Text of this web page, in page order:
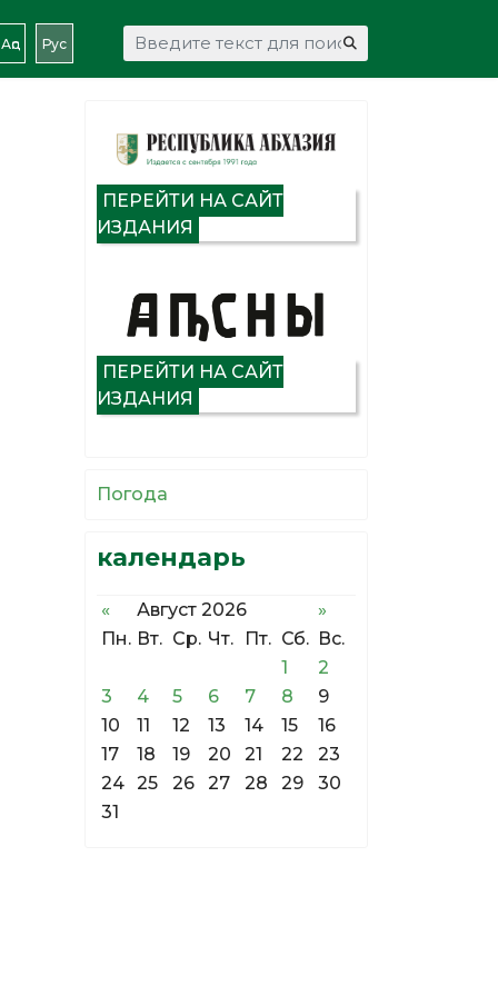
Аԥс Рус Искать...
ПЕРЕЙТИ НА САЙТ
ИЗДАНИЯ
ПЕРЕЙТИ НА САЙТ
ИЗДАНИЯ
Погода
календарь
« Август 2026
»
Пн. Вт. Ср. Чт. Пт. Сб. Вс.
1
2
3
4 5 6 7 8
9
10
11 12 13 14 15
16
17
18 19 20 21 22
23
24
25 26 27 28 29
30
31